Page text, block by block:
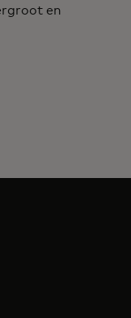
en